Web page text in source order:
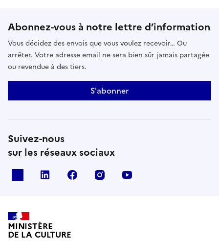
Abonnez-vous à notre lettre d’information
Vous décidez des envois que vous voulez recevoir… Ou
arrêter. Votre adresse email ne sera bien sûr jamais partagée
ou revendue à des tiers.
S'abonner
Suivez-nous
sur les réseaux sociaux
linkedin facebook instagram
MINISTÈRE
DE LA CULTURE